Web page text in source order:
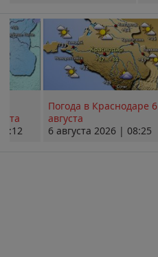
Погода в Краснодаре 6
августа
6 августа 2026 | 08:25